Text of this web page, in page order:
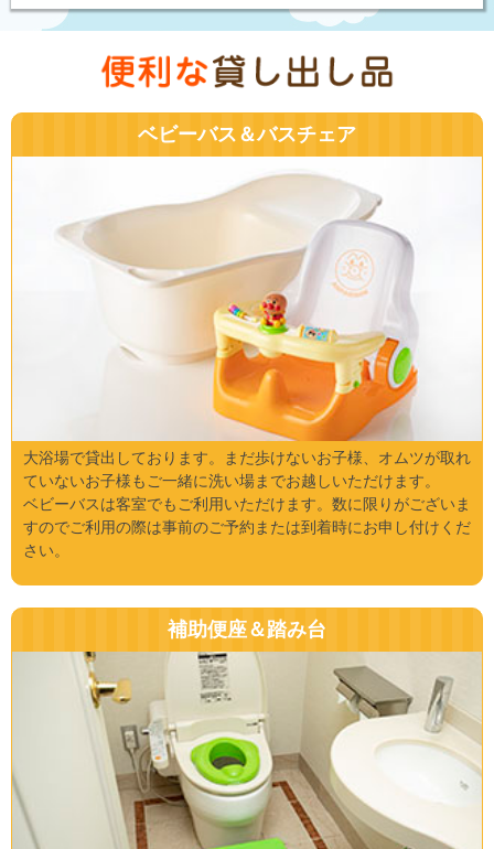
ベビーバス＆バスチェア
大浴場で貸出しております。まだ歩けないお子様、オムツが取れ
ていないお子様もご一緒に洗い場までお越しいただけます。
ベビーバスは客室でもご利用いただけます。数に限りがございま
すのでご利用の際は事前のご予約または到着時にお申し付けくだ
さい。
補助便座＆踏み台